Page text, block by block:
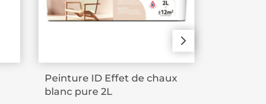
Peinture ID Effet de chaux
blanc pure 2L